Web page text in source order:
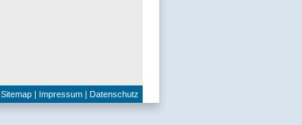
Sitemap | Impressum | Datenschutz